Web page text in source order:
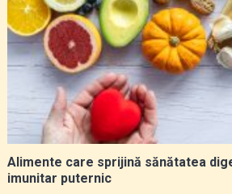
Alimente care sprijină sănătatea
imunitar puternic